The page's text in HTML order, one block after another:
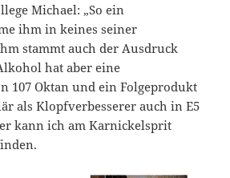
Michael: „So ein
ihm in keines seiner
stammt auch der Ausdruck
hat aber eine
107 Oktan und ein Folgeprodukt
als Klopfverbesserer auch in E5
kann ich am Karnickelsprit